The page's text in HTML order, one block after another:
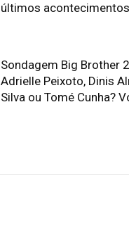
últimos acontecimentos
Sondagem Big Brother
Adrielle Peixoto, Dinis
Silva ou Tomé Cunha?